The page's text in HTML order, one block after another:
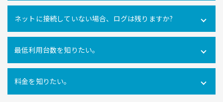
Windows10・11 全エディション macOS 11(Big Sur)、
12(Monterey)、13(Ventura) ※Macクライアントでは、PC
利用時間ログ（PC利用開始・終了、無操作時間）のみの対
ネットに接続していない場合、ログは残りますか?
インターネットに接続できない環境でのパソコン利用も利
用ログをパソコン内に一時的に蓄積し、インターネットへ
の再接続時に遡ってパソコン利用ログを管理サーバにアッ
刻を行うことができます。
最低利用台数を知りたい。
10ライセンス以上からご利用いただけます。
料金を知りたい。